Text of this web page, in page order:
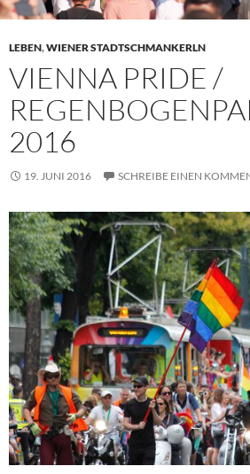
LEBEN,WIENER STADTSCHMANKERLN
VIENNA PRIDE /
2016
19. JUNI 2016 SCHREIBE EINEN